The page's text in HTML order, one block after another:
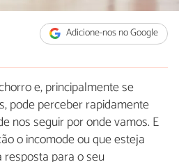
Adicione-nos no Google
e, principalmente se
pode perceber rapidamente
nos seguir por onde vamos. E
o incomode ou que esteja
para o seu